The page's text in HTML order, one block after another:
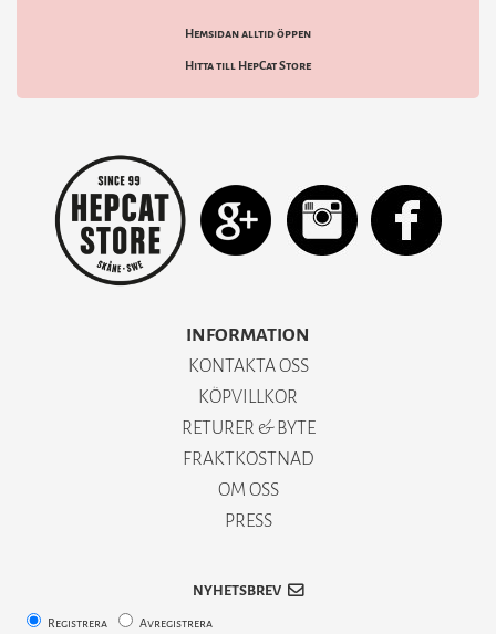
Hemsidan alltid öppen
Hitta till HepCat Store
INFORMATION
KONTAKTA OSS
KÖPVILLKOR
RETURER & BYTE
FRAKTKOSTNAD
OM OSS
PRESS
NYHETSBREV
Registrera Avregistrera